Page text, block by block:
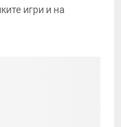
игри и на